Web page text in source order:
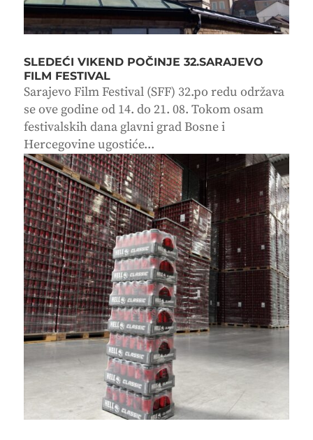
SLEDEĆI VIKEND POČINJE 32.SARAJEVO
FILM FESTIVAL
Sarajevo Film Festival (SFF) 32.po redu održava
se ove godine od 14. do 21. 08. Tokom osam
festivalskih dana glavni grad Bosne i
Hercegovine ugostiće...